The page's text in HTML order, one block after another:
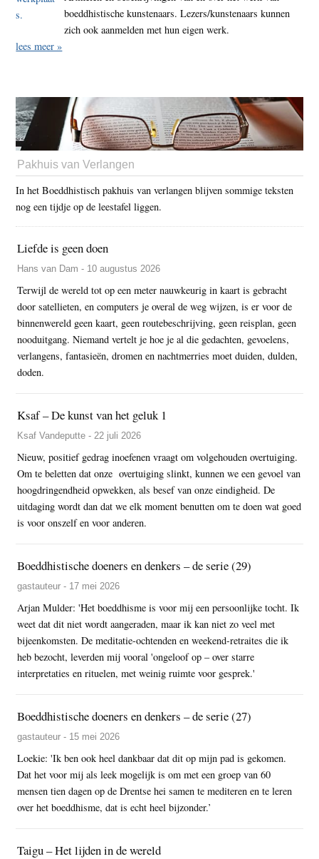
boeddhistische kunstenaars. Lezers/kunstenaars kunnen
zich ook aanmelden met hun eigen werk.
lees meer »
Pakhuis van Verlangen
In het Boeddhistisch pakhuis van verlangen blijven sommige teksten
nog een tijdje op de leestafel liggen.
Liefde is geen doen
Hans van Dam - 10 augustus 2026
Terwijl de wereld tot op een meter nauwkeurig in kaart is gebracht
door satellieten, en computers je overal de weg wijzen, is er voor de
binnenwereld geen kaart, geen routebeschrijving, geen reisplan, geen
nooduitgang. Niemand vertelt je hoe je al die gedachten, gevoelens,
verlangens, fantasieën, dromen en nachtmerries moet duiden, dulden,
doden.
Ksaf – De kunst van het geluk 1
Ksaf Vandeputte - 22 juli 2026
Nieuw, positief gedrag inoefenen vraagt om volgehouden overtuiging.
Om te beletten dat onze overtuiging slinkt, kunnen we een gevoel van
hoogdringendheid opwekken, als besef van onze eindigheid. De
uitdaging wordt dan dat we elk moment benutten om te doen wat goed
is voor onszelf en voor anderen.
Boeddhistische doeners en denkers – de serie (29)
gastauteur - 17 mei 2026
Arjan Mulder: 'Het boeddhisme is voor mij een persoonlijke tocht. Ik
weet dat dit niet wordt aangeraden, maar ik kan niet zo veel met
bijeenkomsten. De meditatie-ochtenden en weekend-retraites die ik
heb bezocht, leverden mij vooral 'ongeloof op – over starre
interpretaties en rituelen, met weinig ruimte voor gesprek.'
Boeddhistische doeners en denkers – de serie (27)
gastauteur - 15 mei 2026
Loekie: 'Ik ben ook heel dankbaar dat dit op mijn pad is gekomen.
Dat het voor mij als leek mogelijk is om met een groep van 60
mensen tien dagen op de Drentse hei samen te mediteren en te leren
over het boeddhisme, dat is echt heel bijzonder.’
Taigu – Het lijden in de wereld